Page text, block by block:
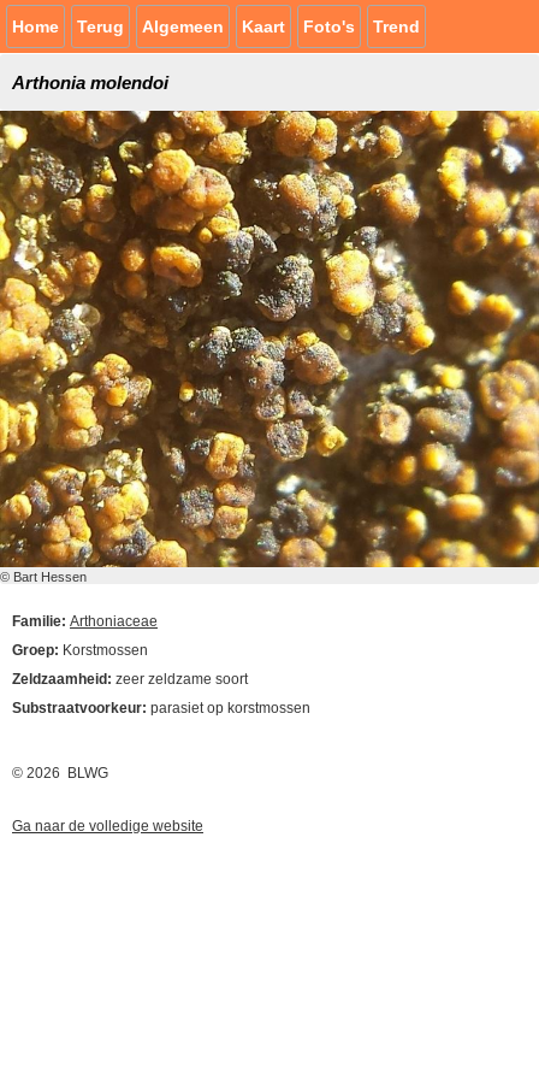
Home Terug Algemeen Kaart Foto's Trend
Arthonia molendoi
© Bart Hessen
Familie: Arthoniaceae
Groep: Korstmossen
Zeldzaamheid: zeer zeldzame soort
Substraatvoorkeur: parasiet op korstmossen
© 2026 BLWG
Ga naar de volledige website